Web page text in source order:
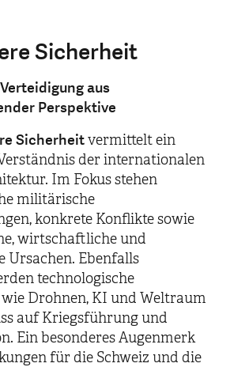
Sicherheit
aus
Perspektive
Sicherheitvermittelt ein
der internationalen
Im Fokus stehen
militärische
konkrete Konflikte sowie
wirtschaftliche und
Ursachen. Ebenfalls
technologische
Drohnen, KI und Weltraum
auf Kriegsführung und
Ein besonderes Augenmerk
für die Schweiz und die